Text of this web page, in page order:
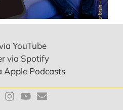
YouTube
via Spotify
Apple Podcasts